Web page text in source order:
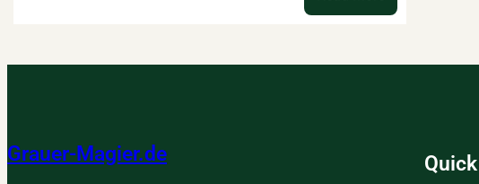
Vom
Esoterik
Grauer-Magier.de